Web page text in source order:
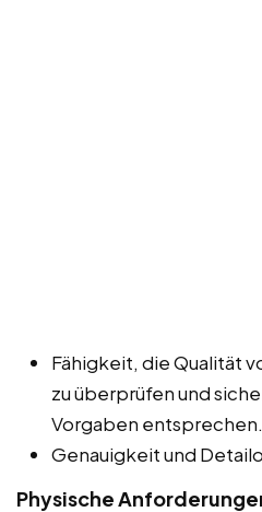
Fähigkeit, die Qualität
zu überprüfen und
Vorgaben entsprechen.
Genauigkeit und
Physische